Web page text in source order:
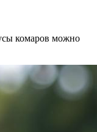
комаров можно